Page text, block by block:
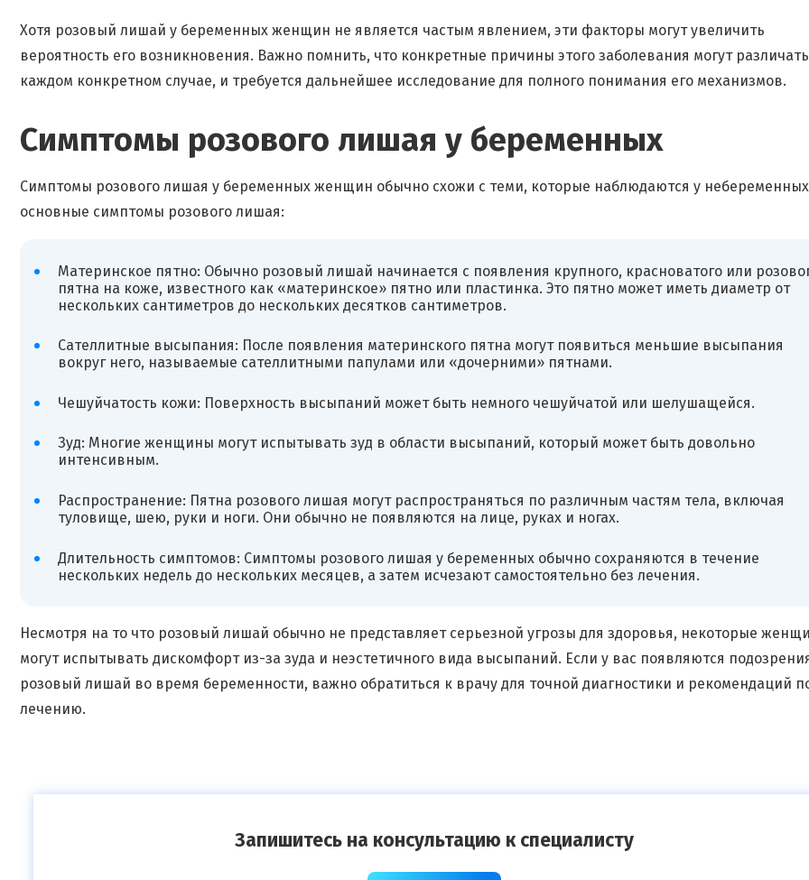
Хотя розовый лишай у беременных женщин не является частым явлением, эти факторы могут увеличить
вероятность его возникновения. Важно помнить, что конкретные причины этого заболевания могут
каждом конкретном случае, и требуется дальнейшее исследование для полного понимания его механизмов.
Симптомы розового лишая у беременных
Симптомы розового лишая у беременных женщин обычно схожи с теми, которые наблюдаются у
основные симптомы розового лишая:
Материнское пятно: Обычно розовый лишай начинается с появления крупного, красноватого или
пятна на коже, известного как «материнское» пятно или пластинка. Это пятно может иметь диаметр от
нескольких сантиметров до нескольких десятков сантиметров.
Сателлитные высыпания: После появления материнского пятна могут появиться меньшие высыпания
вокруг него, называемые сателлитными папулами или «дочерними» пятнами.
Чешуйчатость кожи: Поверхность высыпаний может быть немного чешуйчатой или шелушащейся.
Зуд: Многие женщины могут испытывать зуд в области высыпаний, который может быть довольно
интенсивным.
Распространение: Пятна розового лишая могут распространяться по различным частям тела, включая
туловище, шею, руки и ноги. Они обычно не появляются на лице, руках и ногах.
Длительность симптомов: Симптомы розового лишая у беременных обычно сохраняются в течение
нескольких недель до нескольких месяцев, а затем исчезают самостоятельно без лечения.
Несмотря на то что розовый лишай обычно не представляет серьезной угрозы для здоровья, некоторые
могут испытывать дискомфорт из-за зуда и неэстетичного вида высыпаний. Если у вас появляются
розовый лишай во время беременности, важно обратиться к врачу для точной диагностики и рекомендаций
лечению.
Запишитесь на консультацию к специалисту